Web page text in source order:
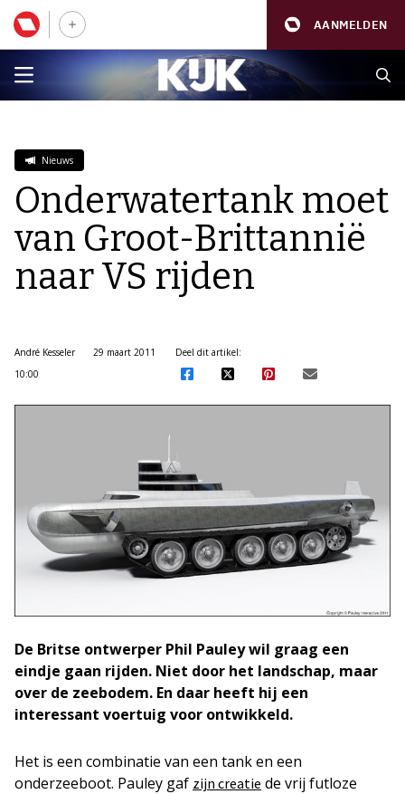
AANMELDEN
Nieuws
Onderwatertank moet
van Groot-Brittannië
naar VS rijden
André Kesseler
29 maart 2011
10:00
Deel dit artikel:
De Britse ontwerper Phil Pauley wil graag een
eindje gaan rijden. Niet door het landschap, maar
over de zeebodem. En daar heeft hij een
interessant voertuig voor ontwikkeld.
Het is een combinatie van een tank en een
onderzeeboot. Pauley gaf zijn creatie de vrij futloze